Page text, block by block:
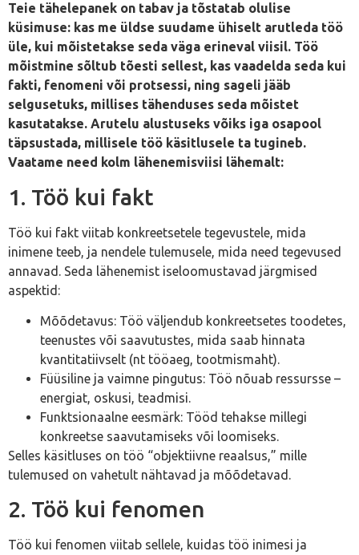
Teie tähelepanek on tabav ja tõstatab olulise
küsimuse: kas me üldse suudame ühiselt arutleda töö
üle, kui mõistetakse seda väga erineval viisil. Töö
mõistmine sõltub tõesti sellest, kas vaadelda seda kui
fakti, fenomeni või protsessi, ning sageli jääb
selgusetuks, millises tähenduses seda mõistet
kasutatakse. Arutelu alustuseks võiks iga osapool
täpsustada, millisele töö käsitlusele ta tugineb.
Vaatame need kolm lähenemisviisi lähemalt:
1. Töö kui fakt
Töö kui fakt viitab konkreetsetele tegevustele, mida
inimene teeb, ja nendele tulemusele, mida need tegevused
annavad. Seda lähenemist iseloomustavad järgmised
aspektid:
Mõõdetavus: Töö väljendub konkreetsetes toodetes,
teenustes või saavutustes, mida saab hinnata
kvantitatiivselt (nt tööaeg, tootmismaht).
Füüsiline ja vaimne pingutus: Töö nõuab ressursse –
energiat, oskusi, teadmisi.
Funktsionaalne eesmärk: Tööd tehakse millegi
konkreetse saavutamiseks või loomiseks.
Selles käsitluses on töö “objektiivne reaalsus,” mille
tulemused on vahetult nähtavad ja mõõdetavad.
2. Töö kui fenomen
Töö kui fenomen viitab sellele, kuidas töö inimesi ja